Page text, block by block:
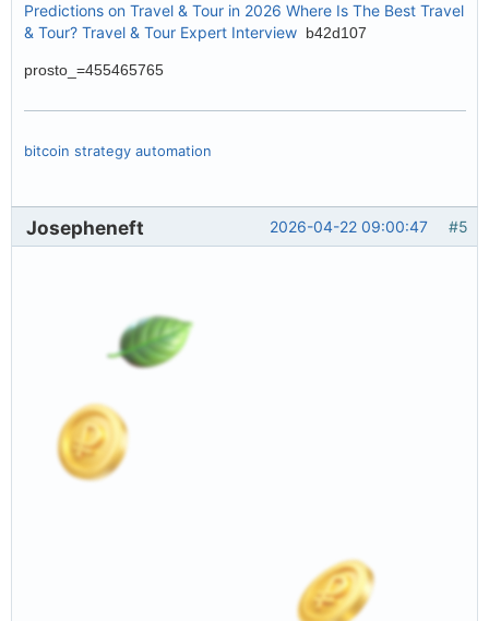
Predictions on Travel & Tour in 2026 Where Is The Best Travel
& Tour? Travel & Tour Expert Interview b42d107
prosto_=455465765
bitcoin strategy automation
#5
2026-04-22 09:00:47
Josepheneft